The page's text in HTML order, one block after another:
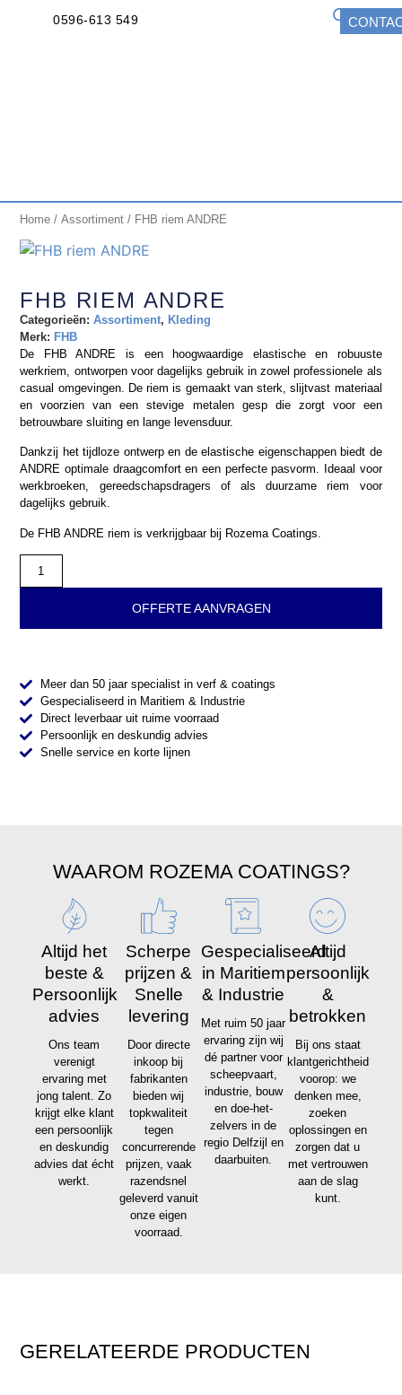
0596-613 549
Home /Assortiment / FHB riem ANDRE
FHB RIEM ANDRE
Categorieën: Assortiment, Kleding
Merk: FHB
De FHB ANDRE is een hoogwaardige elastische en robuuste
werkriem, ontworpen voor dagelijks gebruik in zowel professionele als
casual omgevingen. De riem is gemaakt van sterk, slijtvast materiaal
en voorzien van een stevige metalen gesp die zorgt voor een
betrouwbare sluiting en lange levensduur.
Dankzij het tijdloze ontwerp en de elastische eigenschappen biedt de
ANDRE optimale draagcomfort en een perfecte pasvorm. Ideaal voor
werkbroeken, gereedschapsdragers of als duurzame riem voor
dagelijks gebruik.
De FHB ANDRE riem is verkrijgbaar bij Rozema Coatings.
OFFERTE AANVRAGEN
Meer dan 50 jaar specialist in verf & coatings
Gespecialiseerd in Maritiem & Industrie
Direct leverbaar uit ruime voorraad
Persoonlijk en deskundig advies
Snelle service en korte lijnen
WAAROM ROZEMA COATINGS?
Altijd het
beste &
Persoonlijk
advies
Ons team
verenigt
ervaring met
jong talent. Zo
krijgt elke klant
een persoonlijk
en deskundig
advies dat écht
werkt.
Scherpe
prijzen &
Snelle
levering
Door directe
inkoop bij
fabrikanten
bieden wij
topkwaliteit
tegen
concurrerende
prijzen, vaak
razendsnel
geleverd vanuit
onze eigen
voorraad.
Gespecialiseerd
in Maritiem
& Industrie
Met ruim 50 jaar
ervaring zijn wij
dé partner voor
scheepvaart,
industrie, bouw
en doe-het-
zelvers in de
regio Delfzijl en
daarbuiten.
Altijd
persoonlijk
&
betrokken
Bij ons staat
klantgerichtheid
voorop: we
denken mee,
zoeken
oplossingen en
zorgen dat u
met vertrouwen
aan de slag
kunt.
GERELATEERDE PRODUCTEN